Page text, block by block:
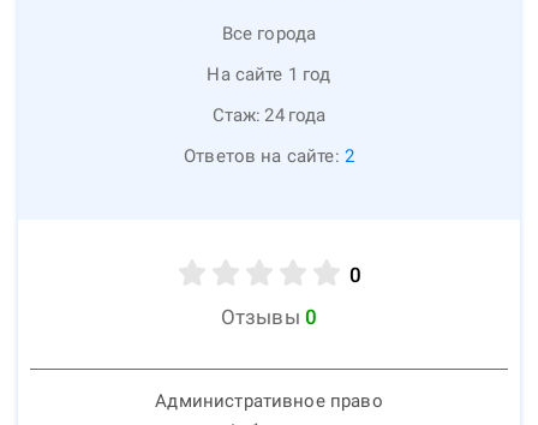
Все города
На сайте 1 год
Стаж: 24 года
Ответов на сайте: 2
0
Отзывы 0
Административное право